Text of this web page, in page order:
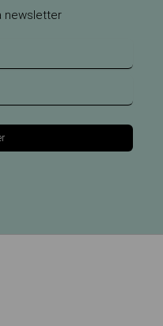
newsletter